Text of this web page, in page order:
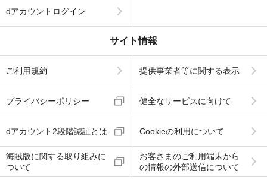
dアカウントログイン
サイト情報
ご利用規約 提供事業者等に関する表示
プライバシーポリシー 健全なサービスに向けて
dアカウント2段階認証とは Cookieの利用について
海賊版に関する取り組みに
ついて
お客さまのご利用端末から
の情報の外部送信について